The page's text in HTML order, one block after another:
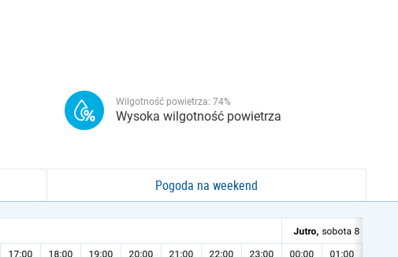
Wilgotność powietrza: 74%
Wysoka wilgotność powietrza
Pogoda na weekend